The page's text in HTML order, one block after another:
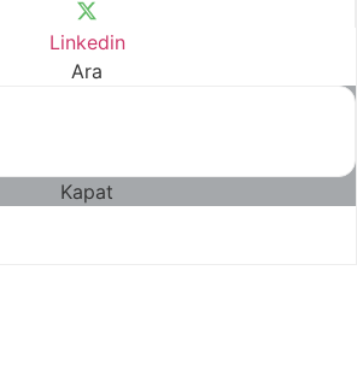
Linkedin
Ara
Kapat